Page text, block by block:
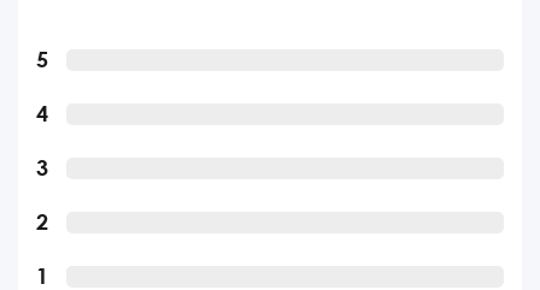
5
4
3
2
1